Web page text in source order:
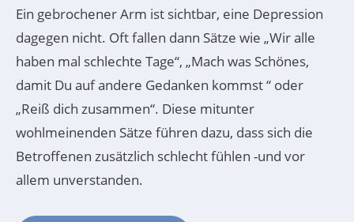
Ein gebrochener Arm ist sichtbar, eine Depression
dagegen nicht. Oft fallen dann Sätze wie „Wir alle
haben mal schlechte Tage“, „Mach was Schönes,
damit Du auf andere Gedanken kommst “ oder
„Reiß dich zusammen“. Diese mitunter
wohlmeinenden Sätze führen dazu, dass sich die
Betroffenen zusätzlich schlecht fühlen -und vor
allem unverstanden.